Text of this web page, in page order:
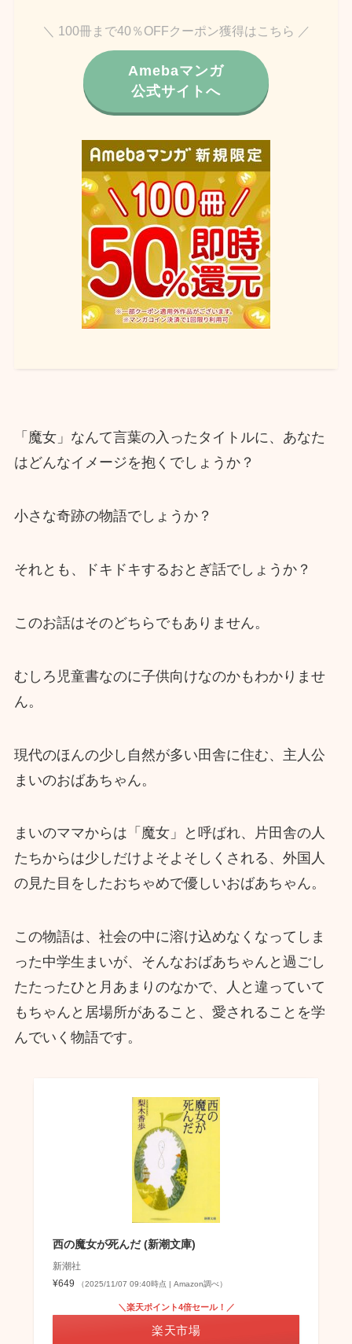
＼ 100冊まで40％OFFクーポン獲得はこちら ／
Amebaマンガ
公式サイトへ
「魔女」なんて言葉の入ったタイトルに、あなた
はどんなイメージを抱くでしょうか？
小さな奇跡の物語でしょうか？
それとも、ドキドキするおとぎ話でしょうか？
このお話はそのどちらでもありません。
むしろ児童書なのに子供向けなのかもわかりませ
ん。
現代のほんの少し自然が多い田舎に住む、主人公
まいのおばあちゃん。
まいのママからは「魔女」と呼ばれ、片田舎の人
たちからは少しだけよそよそしくされる、外国人
の見た目をしたおちゃめで優しいおばあちゃん。
この物語は、社会の中に溶け込めなくなってしま
った中学生まいが、そんなおばあちゃんと過ごし
たたったひと月あまりのなかで、人と違っていて
もちゃんと居場所があること、愛されることを学
んでいく物語です。
西の魔女が死んだ (新潮文庫)
新潮社
¥649
（2025/11/07 09:40時点 | Amazon調べ）
＼楽天ポイント4倍セール！／
楽天市場